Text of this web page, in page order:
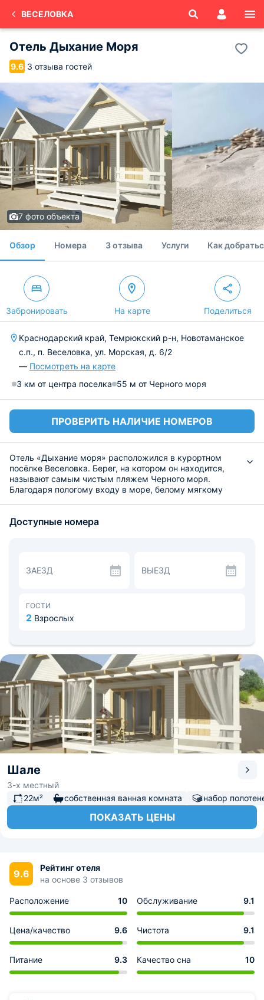
ВЕСЕЛОВКА
Отель Дыхание Моря
9.6 3 отзыва гостей
7 фото объекта
Обзор Номера 3 отзыва Услуги Как
Забронировать На карте Поделиться
Краснодарский край, Темрюкский р-н, Новотаманское
с.п., п. Веселовка, ул. Морская, д. 6/2
— Посмотреть на карте
3 км от центра поселка 55 м от Черного моря
ПРОВЕРИТЬ НАЛИЧИЕ НОМЕРОВ
Отель «Дыхание моря» расположился в курортном
посёлке Веселовка. Берег, на котором он находится,
называют самым чистым пляжем Черного моря.
Благодаря пологому входу в море, белому мягкому
На закрытой территории стоят 24 уютных и стильных
вещей, сплит-система и собственная ванная комната.
В стоимость проживания входит завтрак.Также в
прямо на пляж и море. У отеля идеальное
расположение, ведь он находится всего в нескольких
предоставляется бесплатная автостоянка. Для
маленьких гостей оборудована детская площадка.
Расстояние до аэропорта — 46 км, до
железнодорожного вокзала — 44,7 км.
Доступные номера
ЗАЕЗД ВЫЕЗД
ГОСТИ
2 Взрослых
Шале
3-х местный
22м²
собственная ванная комната набор
ПОКАЗАТЬ ЦЕНЫ
9.6
Рейтинг отеля
на основе 3 отзывов
Расположение 10 Обслуживание 9.1
Цена/качество 9.6 Чистота 9.1
Питание 9.3 Качество сна 10